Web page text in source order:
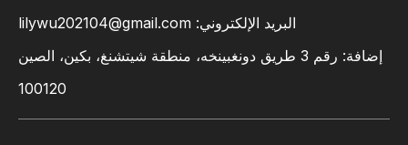
البريد الإلكتروني: lilywu202104@gmail.com
إضافة: رقم 3 طريق دونغبينخه، منطقة شيتشنغ، بكين، الصين
100120